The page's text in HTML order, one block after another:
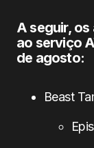
A seguir,
ao serviço
de agosto:
Beast